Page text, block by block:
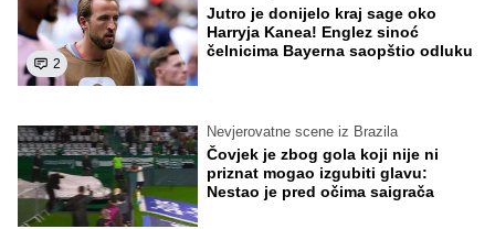
2
Jutro je donijelo kraj sage oko
Harryja Kanea! Englez sinoć
čelnicima Bayerna saopštio odluku
Nevjerovatne scene iz Brazila
Čovjek je zbog gola koji nije ni
priznat mogao izgubiti glavu:
Nestao je pred očima saigrača